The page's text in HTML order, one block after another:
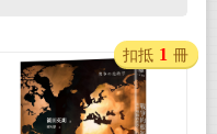
扣抵 1 冊